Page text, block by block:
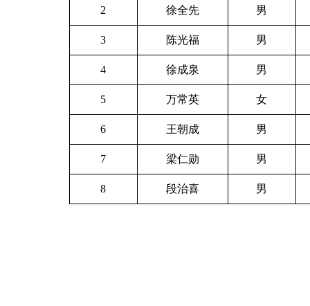
2 徐全先 男
3 陈光福 男
4 徐成泉 男
5 万常英 女
6 王朝成 男
7 梁仁勋 男
8 段治喜 男